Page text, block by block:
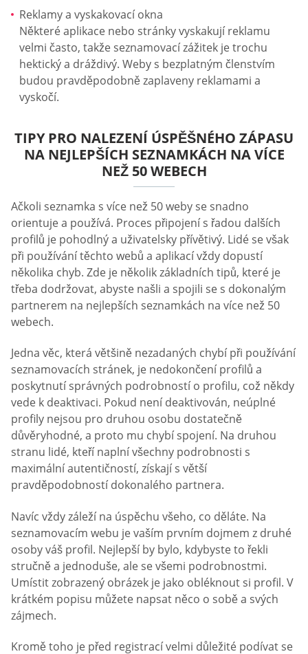
Reklamy a vyskakovací okna
Některé aplikace nebo stránky vyskakují reklamu
velmi často, takže seznamovací zážitek je trochu
hektický a dráždivý. Weby s bezplatným členstvím
budou pravděpodobně zaplaveny reklamami a
vyskočí.
TIPY PRO NALEZENÍ ÚSPĚŠNÉHO ZÁPASU
NA NEJLEPŠÍCH SEZNAMKÁCH NA VÍCE
NEŽ 50 WEBECH
Ačkoli seznamka s více než 50 weby se snadno
orientuje a používá. Proces připojení s řadou dalších
profilů je pohodlný a uživatelsky přívětivý. Lidé se však
při používání těchto webů a aplikací vždy dopustí
několika chyb. Zde je několik základních tipů, které je
třeba dodržovat, abyste našli a spojili se s dokonalým
partnerem na nejlepších seznamkách na více než 50
webech.
Jedna věc, která většině nezadaných chybí při používání
seznamovacích stránek, je nedokončení profilů a
poskytnutí správných podrobností o profilu, což někdy
vede k deaktivaci. Pokud není deaktivován, neúplné
profily nejsou pro druhou osobu dostatečně
důvěryhodné, a proto mu chybí spojení. Na druhou
stranu lidé, kteří naplní všechny podrobnosti s
maximální autentičností, získají s větší
pravděpodobností dokonalého partnera.
Navíc vždy záleží na úspěchu všeho, co děláte. Na
seznamovacím webu je vaším prvním dojmem z druhé
osoby váš profil. Nejlepší by bylo, kdybyste to řekli
stručně a jednoduše, ale se všemi podrobnostmi.
Umístit zobrazený obrázek je jako obléknout si profil. V
krátkém popisu můžete napsat něco o sobě a svých
zájmech.
Kromě toho je před registrací velmi důležité podívat se